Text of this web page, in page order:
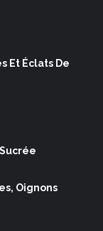
Et Éclats De
Oignons